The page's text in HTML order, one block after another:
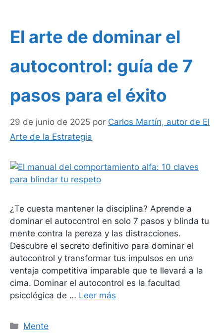
El arte de dominar el
autocontrol: guía de 7
pasos para el éxito
29 de junio de 2025 por Carlos Martín, autor de El
Arte de la Estrategia
¿Te cuesta mantener la disciplina? Aprende a
dominar el autocontrol en solo 7 pasos y blinda tu
mente contra la pereza y las distracciones.
Descubre el secreto definitivo para dominar el
autocontrol y transformar tus impulsos en una
ventaja competitiva imparable que te llevará a la
cima. Dominar el autocontrol es la facultad
psicológica de … Leer más
Categorías
Mente